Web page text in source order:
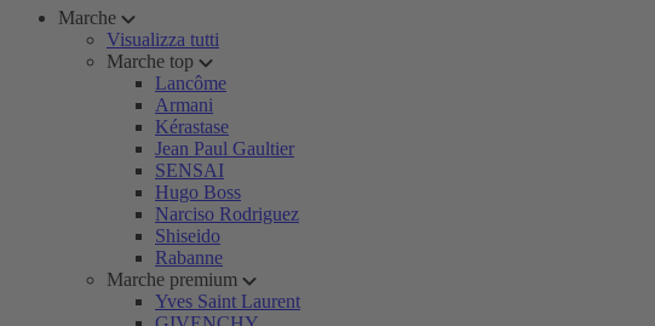
Marche
Visualizza tutti
Marche top
Lancôme
Armani
Kérastase
Jean Paul Gaultier
SENSAI
Hugo Boss
Narciso Rodriguez
Shiseido
Rabanne
Marche premium
Yves Saint Laurent